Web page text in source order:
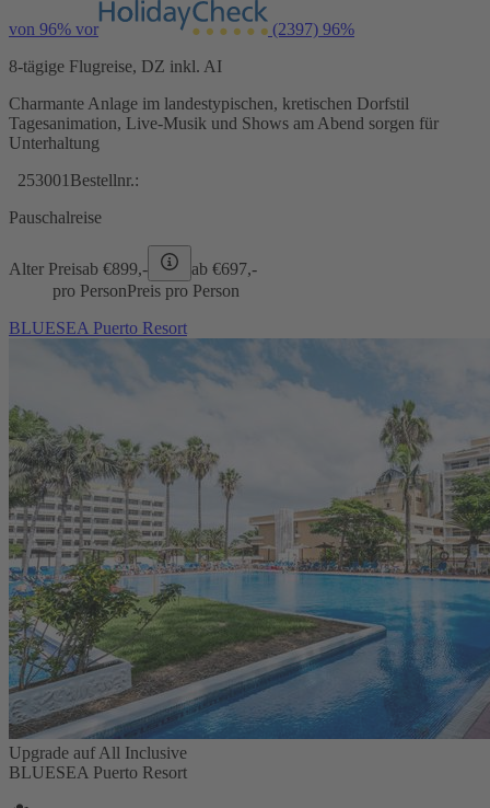
von 96% vor (2397) 96%
8-tägige Flugreise, DZ inkl. AI
Charmante Anlage im landestypischen, kretischen Dorfstil
Tagesanimation, Live-Musik und Shows am Abend sorgen für
Unterhaltung
253001 Bestellnr.:
Pauschalreise
Alter Preisab €899,- ab €697,-
pro PersonPreis pro Person
BLUESEA Puerto Resort
Upgrade auf All Inclusive
BLUESEA Puerto Resort